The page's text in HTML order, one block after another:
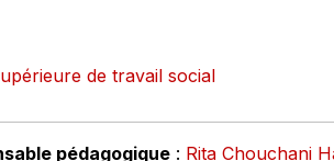
de travail social
pédagogique : Rita Chouchani